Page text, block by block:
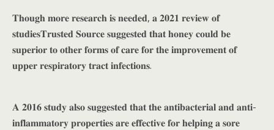
𝐓𝐡𝐨𝐮𝐠𝐡 𝐦𝐨𝐫𝐞 𝐫𝐞𝐬𝐞𝐚𝐫𝐜𝐡 𝐢𝐬 𝐧𝐞𝐞𝐝𝐞𝐝, 𝐚 𝟐𝟎𝟐𝟏 𝐫𝐞𝐯𝐢𝐞𝐰 𝐨𝐟
𝐬𝐭𝐮𝐝𝐢𝐞𝐬𝐓𝐫𝐮𝐬𝐭𝐞𝐝 𝐒𝐨𝐮𝐫𝐜𝐞 𝐬𝐮𝐠𝐠𝐞𝐬𝐭𝐞𝐝 𝐭𝐡𝐚𝐭 𝐡𝐨𝐧𝐞𝐲 𝐜𝐨𝐮𝐥𝐝 𝐛𝐞
𝐬𝐮𝐩𝐞𝐫𝐢𝐨𝐫 𝐭𝐨 𝐨𝐭𝐡𝐞𝐫 𝐟𝐨𝐫𝐦𝐬 𝐨𝐟 𝐜𝐚𝐫𝐞 𝐟𝐨𝐫 𝐭𝐡𝐞 𝐢𝐦𝐩𝐫𝐨𝐯𝐞𝐦𝐞𝐧𝐭 𝐨𝐟
𝐮𝐩𝐩𝐞𝐫 𝐫𝐞𝐬𝐩𝐢𝐫𝐚𝐭𝐨𝐫𝐲 𝐭𝐫𝐚𝐜𝐭 𝐢𝐧𝐟𝐞𝐜𝐭𝐢𝐨𝐧𝐬.
𝐀 𝟐𝟎𝟏𝟔 𝐬𝐭𝐮𝐝𝐲 𝐚𝐥𝐬𝐨 𝐬𝐮𝐠𝐠𝐞𝐬𝐭𝐞𝐝 𝐭𝐡𝐚𝐭 𝐭𝐡𝐞 𝐚𝐧𝐭𝐢𝐛𝐚𝐜𝐭𝐞𝐫𝐢𝐚𝐥 𝐚𝐧𝐝 𝐚𝐧𝐭𝐢-
𝐢𝐧𝐟𝐥𝐚𝐦𝐦𝐚𝐭𝐨𝐫𝐲 𝐩𝐫𝐨𝐩𝐞𝐫𝐭𝐢𝐞𝐬 𝐚𝐫𝐞 𝐞𝐟𝐟𝐞𝐜𝐭𝐢𝐯𝐞 𝐟𝐨𝐫 𝐡𝐞𝐥𝐩𝐢𝐧𝐠 𝐚 𝐬𝐨𝐫𝐞